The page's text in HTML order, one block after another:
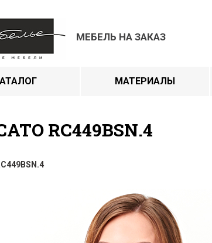
МЕБЕЛЬ НА ЗАКАЗ
МАТЕРИАЛЫ
RC449BSN.4